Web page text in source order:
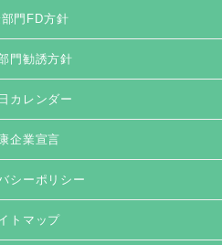
門FD方針
門勧誘方針
カレンダー
企業宣言
シーポリシー
トマップ